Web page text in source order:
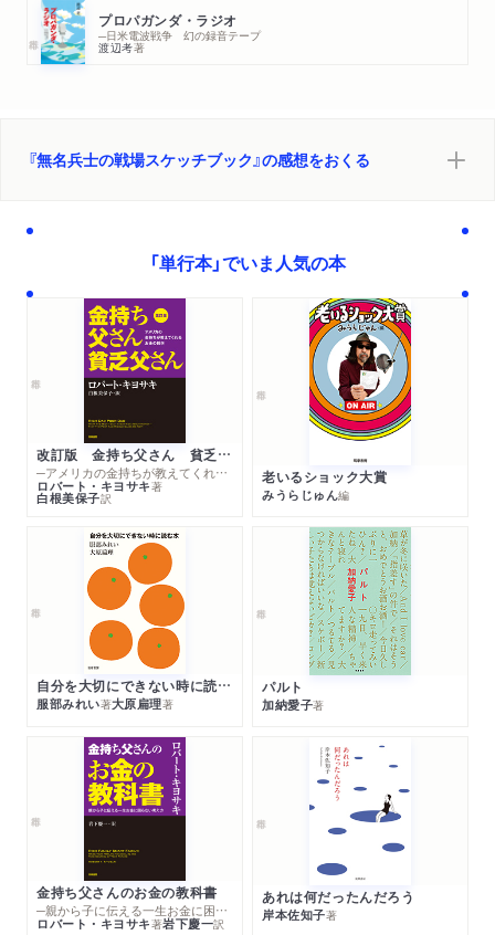
プロパガンダ・ラジオ
─日米電波戦争 幻の録音テープ
渡辺考著
『無名兵士の戦場スケッチブック』の感想をおくる
「単行本」でいま人気の本
改訂版 金持ち父さん 貧乏父さん
─アメリカの金持ちが教えてくれるお金の哲学
ロバート・キヨサキ著
白根美保子訳
老いるショック大賞
みうらじゅん編
自分を大切にできない時に読む本
服部みれい著大原扁理著
パルト
加納愛子著
金持ち父さんのお金の教科書
─親から子に伝える一生お金に困らない考え方
ロバート・キヨサキ著岩下慶一訳
あれは何だったんだろう
岸本佐知子著